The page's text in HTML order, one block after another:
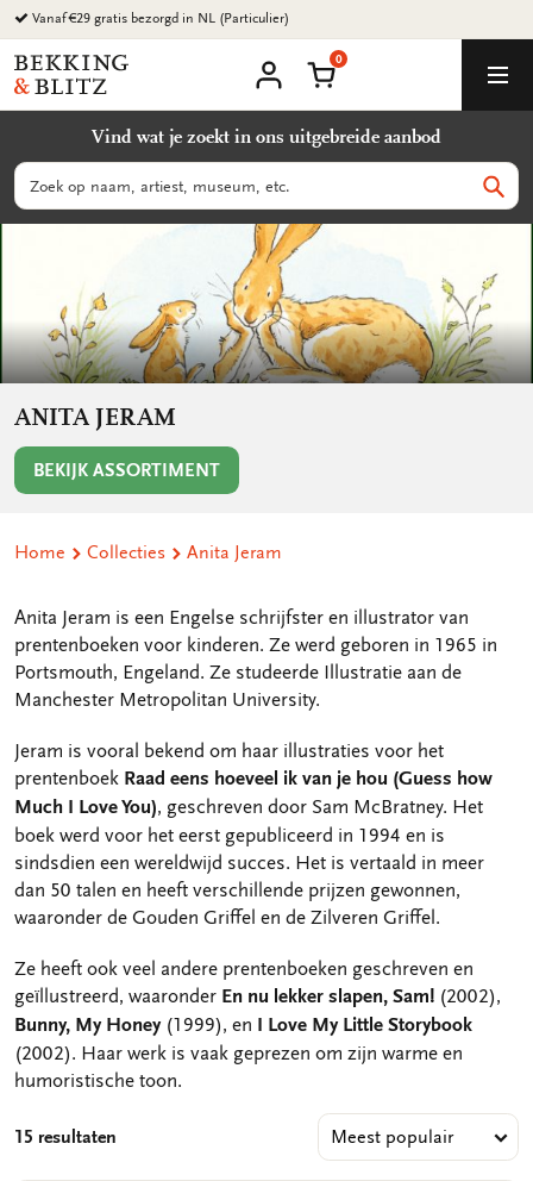
Ga
naar
content
Vanaf €29 gratis bezorgd in NL (Particulier)
Bekking
&
B.V.
account
Winkelmand
0
Vind wat je zoekt in ons uitgebreide aanbod
Zoeken
ANITA JERAM
BEKIJK ASSORTIMENT
Home Collecties Anita Jeram
Anita Jeram is een Engelse schrijfster en illustrator van
prentenboeken voor kinderen. Ze werd geboren in 1965 in
Portsmouth, Engeland. Ze studeerde Illustratie aan de
Manchester Metropolitan University.
Jeram is vooral bekend om haar illustraties voor het
prentenboek Raad eens hoeveel ik van je hou (Guess how
Much I Love You), geschreven door Sam McBratney. Het
boek werd voor het eerst gepubliceerd in 1994 en is
sindsdien een wereldwijd succes. Het is vertaald in meer
dan 50 talen en heeft verschillende prijzen gewonnen,
waaronder de Gouden Griffel en de Zilveren Griffel.
Ze heeft ook veel andere prentenboeken geschreven en
geïllustreerd, waaronder En nu lekker slapen, Sam! (2002),
Bunny, My Honey(1999), en I Love My Little Storybook
(2002). Haar werk is vaak geprezen om zijn warme en
humoristische toon.
15 resultaten